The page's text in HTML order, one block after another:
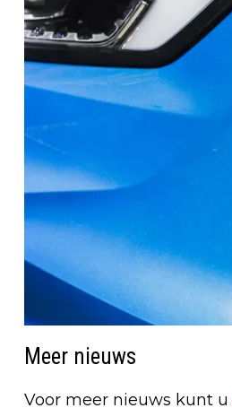
Meer nieuws
Voor meer nieuws kunt u